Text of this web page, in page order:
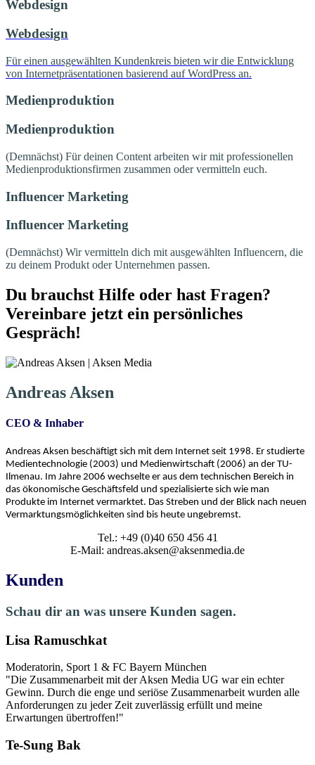
Webdesign
Webdesign
Für einen ausgewählten Kundenkreis bieten wir die Entwicklung
von Internetpräsentationen basierend auf WordPress an.
Medienproduktion
Medienproduktion
(Demnächst) Für deinen Content arbeiten wir mit professionellen
Medienproduktionsfirmen zusammen oder vermitteln euch.
Influencer Marketing
Influencer Marketing
(Demnächst) Wir vermitteln dich mit ausgewählten Influencern, die
zu deinem Produkt oder Unternehmen passen.
Du brauchst Hilfe oder hast Fragen?
Vereinbare jetzt ein persönliches
Gespräch!
Andreas Aksen
CEO & Inhaber
Andreas Aksen beschäftigt sich mit dem Internet seit 1998. Er studierte
Medientechnologie (2003) und Medienwirtschaft (2006) an der TU-
Ilmenau. Im Jahre 2006 wechselte er aus dem technischen Bereich in
das ökonomische Geschäftsfeld und spezialisierte sich wie man
Produkte im Internet vermarktet. Das Streben und der Blick nach neuen
Vermarktungsmöglichkeiten sind bis heute ungebremst.
Tel.: +49 (0)40 650 456 41
E-Mail: andreas.aksen@aksenmedia.de
Kunden
Schau dir an was unsere Kunden sagen.
Lisa Ramuschkat
Moderatorin, Sport 1 & FC Bayern München
"Die Zusammenarbeit mit der Aksen Media UG war ein echter
Gewinn. Durch die enge und seriöse Zusammenarbeit wurden alle
Anforderungen zu jeder Zeit zuverlässig erfüllt und meine
Erwartungen übertroffen!"
Te-Sung Bak